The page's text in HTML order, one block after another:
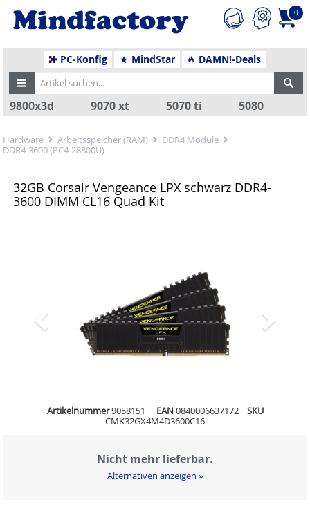
0
PC-Konfig MindStar DAMN!-Deals
9800x3d 9070 xt 5070 ti 5080
Hardware Arbeitsspeicher (RAM)
DDR4 Module
DDR4-3600 (PC4-28800U)
32GB Corsair Vengeance LPX schwarz DDR4-
3600 DIMM CL16 Quad Kit
Artikelnummer9058151 EAN 0840006637172
SKU
CMK32GX4M4D3600C16
Nicht mehr lieferbar.
Alternativen anzeigen »